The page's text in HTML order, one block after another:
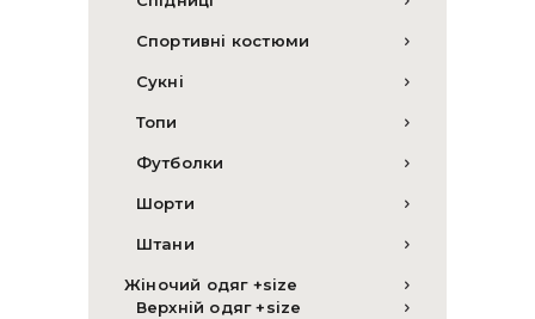
Спортивні костюми
Сукні
Топи
Футболки
Шорти
Штани
Жіночий одяг +size
Верхній одяг +size